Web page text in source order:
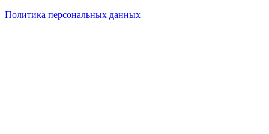
Политика персональных данных